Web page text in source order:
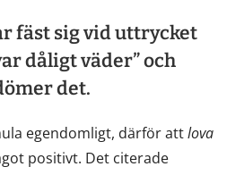
fäst sig vid uttrycket
dåligt väder” och
det.
egendomligt, därför attlova
positivt. Det citerade